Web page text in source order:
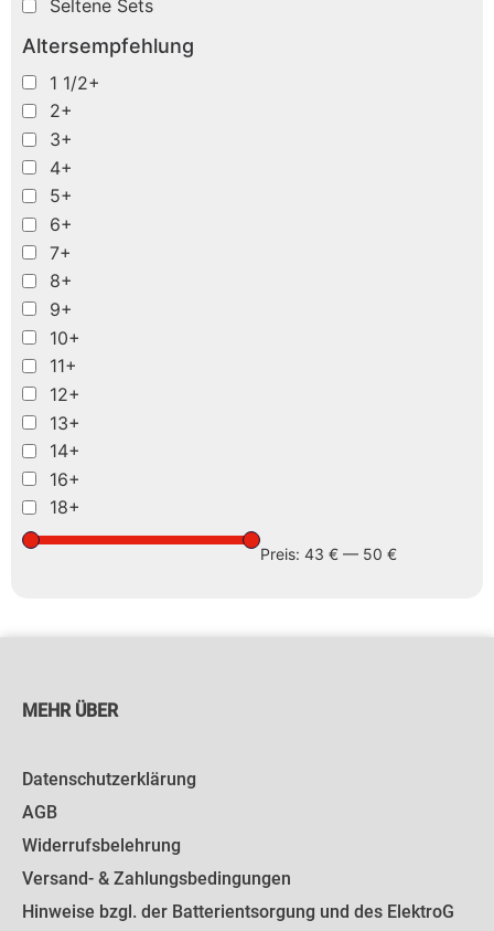
Seltene Sets
Altersempfehlung
1 1/2+
2+
3+
4+
5+
6+
7+
8+
9+
10+
11+
12+
13+
14+
16+
18+
Preis: 43 € — 50 €
MEHR ÜBER
Datenschutzerklärung
AGB
Widerrufsbelehrung
Versand- & Zahlungsbedingungen
Hinweise bzgl. der Batterientsorgung und des ElektroG